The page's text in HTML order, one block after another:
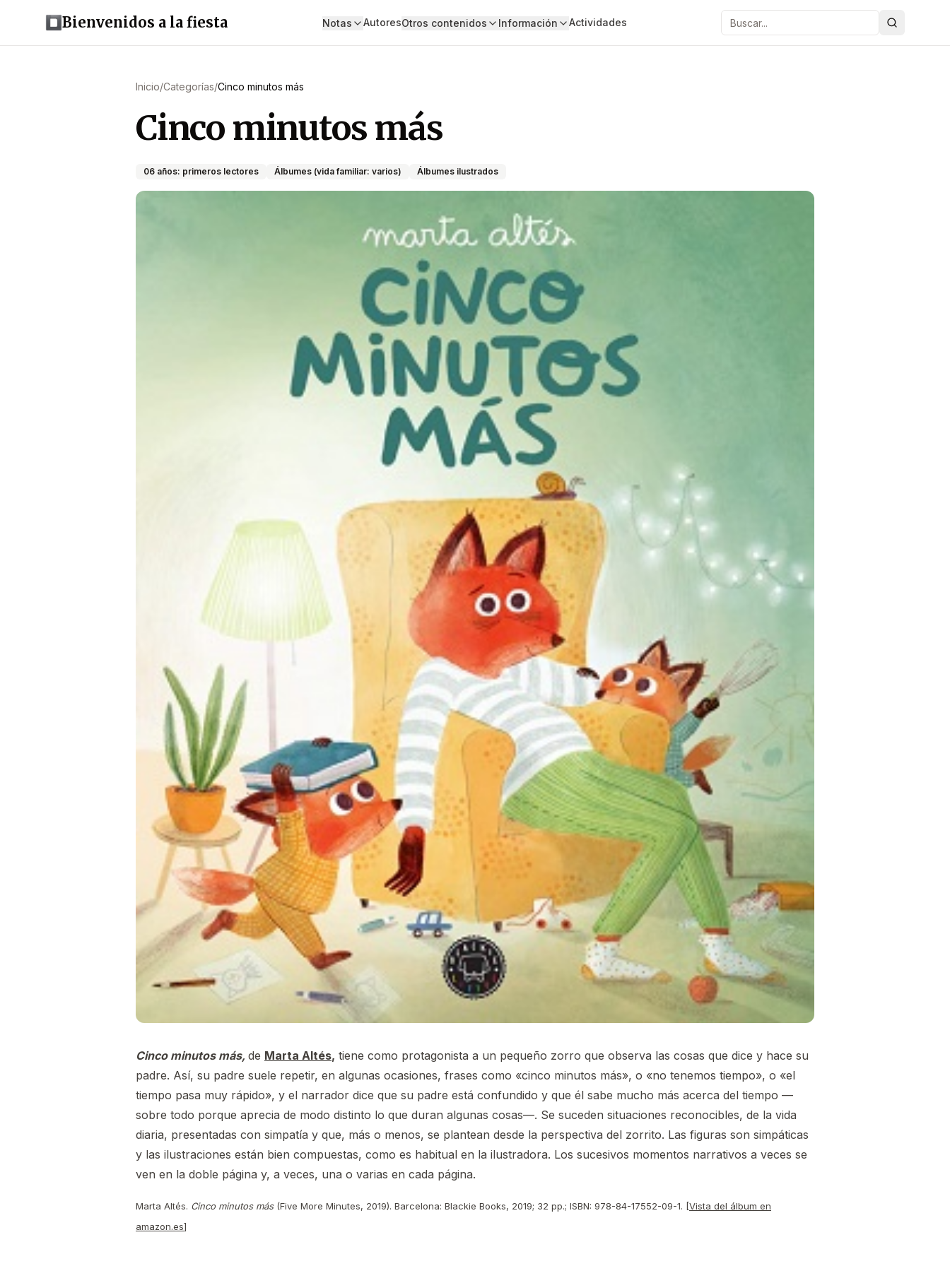
Bienvenidos a la fiesta Notas AutoresOtros contenidos Información Actividades Buscar
Inicio/Categorías/Cinco minutos más
Cinco minutos más
06 años: primeros lectores Álbumes (vida familiar: varios) Álbumes ilustrados
Cinco minutos más, de Marta Altés, tiene como protagonista a un pequeño zorro que observa las cosas que dice y hace su
padre. Así, su padre suele repetir, en algunas ocasiones, frases como «cinco minutos más», o «no tenemos tiempo», o «el
tiempo pasa muy rápido», y el narrador dice que su padre está confundido y que él sabe mucho más acerca del tiempo —
sobre todo porque aprecia de modo distinto lo que duran algunas cosas—. Se suceden situaciones reconocibles, de la vida
diaria, presentadas con simpatía y que, más o menos, se plantean desde la perspectiva del zorrito. Las figuras son simpáticas
y las ilustraciones están bien compuestas, como es habitual en la ilustradora. Los sucesivos momentos narrativos a veces se
ven en la doble página y, a veces, una o varias en cada página.
Marta Altés. Cinco minutos más(Five More Minutes, 2019). Barcelona: Blackie Books, 2019; 32 pp.; ISBN: 978-84-17552-09-1. [Vista del álbum en
amazon.es]